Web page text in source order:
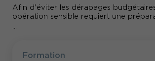
Afin d'éviter les dérapages
opération sensible requiert une
interne adaptée.
...
Formation